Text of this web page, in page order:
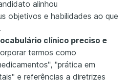
alinhou
objetivos e habilidades ao que
clínico preciso e
termos como
"prática em
e referências a diretrizes